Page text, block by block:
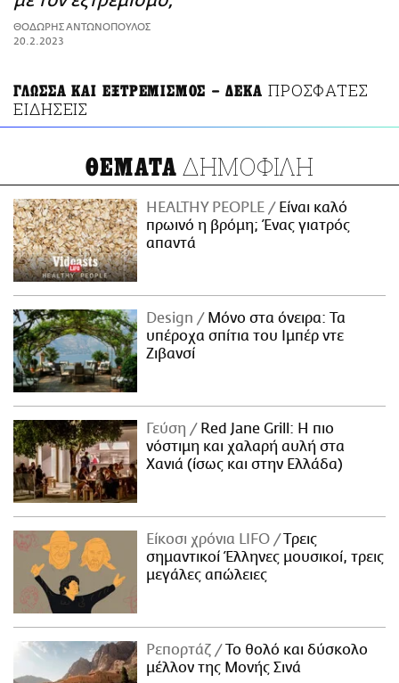
ΑΜΠΑ
PRINT
ΘΟΔΩΡΗΣ ΑΝΤΩΝΟΠΟΥΛΟΣ
20.2.2023
ΓΛΩΣΣΑ ΚΑΙ ΕΞΤΡΕΜΙΣΜΟΣ – ΔΕΚΑ ΠΡΟΣΦΑΤΕΣ
ΕΙΔΗΣΕΙΣ
ΘΕΜΑΤΑ ΔΗΜΟΦΙΛΗ
HEALTHY PEOPLE
Είναι καλό
πρωινό η βρόμη; Ένας γιατρός
απαντά
Design
Μόνο στα όνειρα: Τα
υπέροχα σπίτια του Ιμπέρ ντε
Ζιβανσί
Γεύση
Red Jane Grill: Η πιο
νόστιμη και χαλαρή αυλή στα
Χανιά (ίσως και στην Ελλάδα)
Είκοσι χρόνια LIFO
Tρεις
σημαντικοί Έλληνες μουσικοί, τρεις
μεγάλες απώλειες
Ρεπορτάζ
Το θολό και δύσκολο
μέλλον της Μονής Σινά